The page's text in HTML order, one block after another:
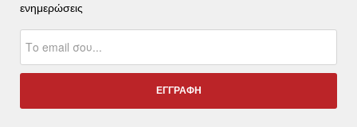
ενημερώσεις